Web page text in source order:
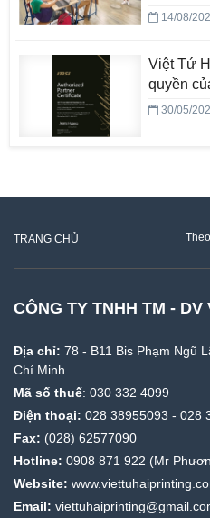
14/08/
Việt Tứ
quyền
30/05/
TRANG CHỦ
CÔNG TY TNHH TM - DV
Địa chỉ: 78 - B11 Bis Phạm Ngũ
Chí Minh
Mã số thuế: 030 332 4099
Điện thoại: 028 38955093 - 028
Fax: (028) 62577090
Hotline: 0908 871 922 (Mr
Website:
Email: